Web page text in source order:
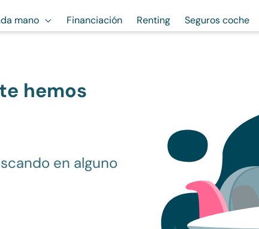
mano Financiación Renting Seguros coche
hemos
en alguno